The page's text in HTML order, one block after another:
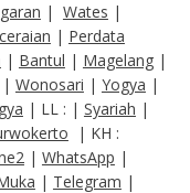
| Wates |
| Perdata
| Bantul | Magelang|
| Wonosari | Yogya |
| LL : | Syariah |
| KH :
| WhatsApp |
| Telegram |